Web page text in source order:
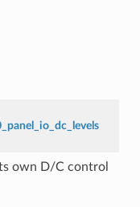
own D/C control